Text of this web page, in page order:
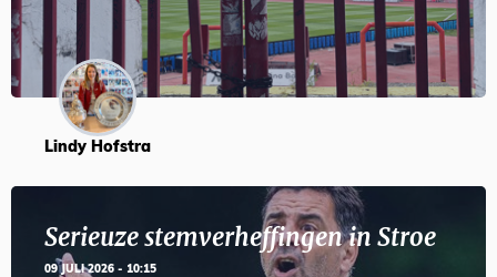
Lindy Hofstra
Serieuze stemverheffingen in Stroe
09 JULI 2026 - 10:15